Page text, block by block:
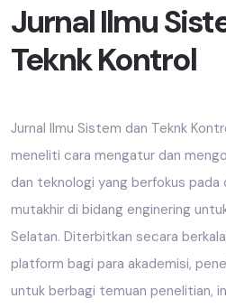
Jurnal Ilmu
Teknk Kontrol
Jurnal Ilmu Sistem dan Teknk
meneliti cara mengatur dan
dan teknologi yang berfokus pada
mutakhir di bidang enginering
Selatan. Diterbitkan secara
platform bagi para akademisi,
untuk berbagi temuan penelitian,